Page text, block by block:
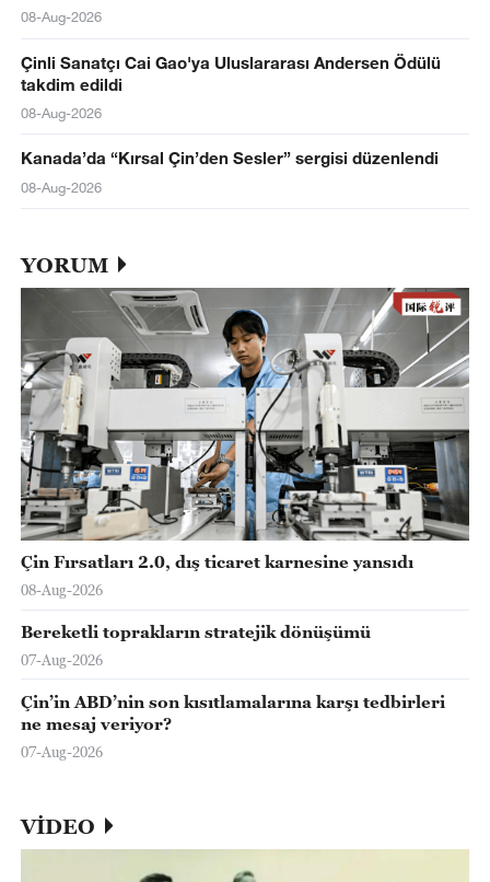
08-Aug-2026
Çinli Sanatçı Cai Gao'ya Uluslararası Andersen Ödülü
takdim edildi
08-Aug-2026
Kanada’da “Kırsal Çin’den Sesler” sergisi düzenlendi
08-Aug-2026
YORUM
Çin Fırsatları 2.0, dış ticaret karnesine yansıdı
08-Aug-2026
Bereketli toprakların stratejik dönüşümü
07-Aug-2026
Çin’in ABD’nin son kısıtlamalarına karşı tedbirleri
ne mesaj veriyor?
07-Aug-2026
VİDEO